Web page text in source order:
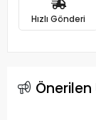
Hızlı Gönderi